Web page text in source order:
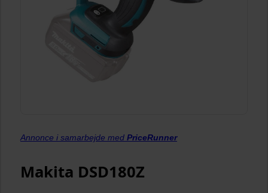
Annonce i samarbejde med PriceRunner
Makita DSD180Z